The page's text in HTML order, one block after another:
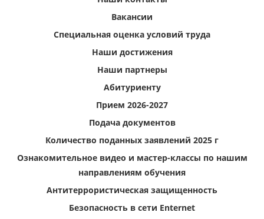
Вакансии
Специальная оценка условий труда
Наши достижения
Наши партнеры
Абитуриенту
Прием 2026-2027
Подача документов
Количество поданных заявлений 2025 г
Ознакомительное видео и мастер-классы по нашим
направлениям обучения
Антитеррористическая защищенность
Безопасность в сети Enternet